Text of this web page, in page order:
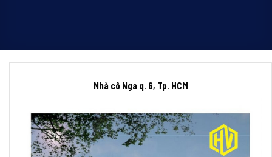
Nhà cô Nga q. 6, Tp. HCM